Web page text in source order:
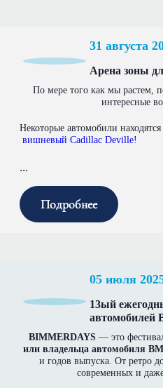
31 августа
Арена зоны
По мере того как мы растем,
интересные
Некоторые автомобили
вишневый Cadillac Deville!
...
Подробнее
05 июля
13ый
автомобилей
BIMMERDAYS — это
или владельца автомобиля
и годов выпуска. От ретро
современных и